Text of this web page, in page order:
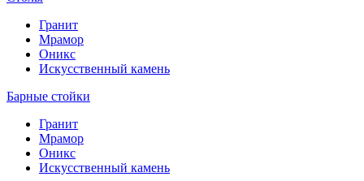
Гранит
Мрамор
Оникс
Искусственный камень
Барные стойки
Гранит
Мрамор
Оникс
Искусственный камень